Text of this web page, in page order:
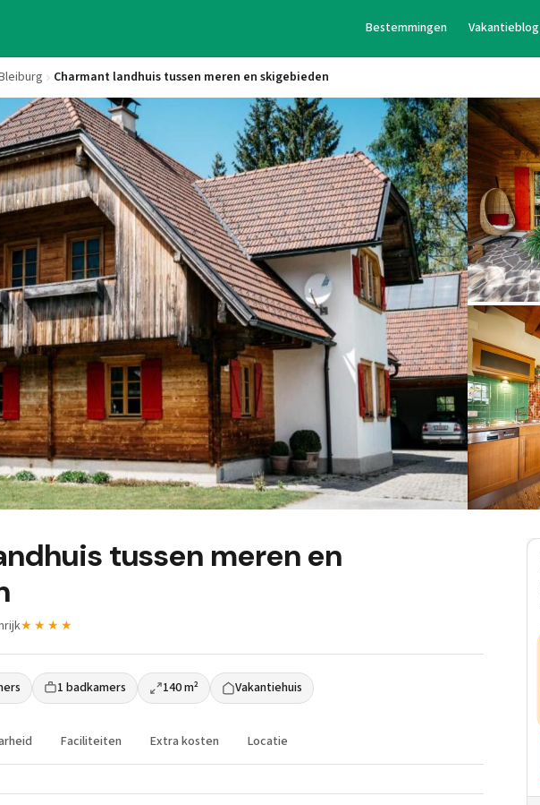
Bestemmingen Vakantieblog
Charmant landhuis tussen meren en skigebieden
tussen meren en
★★★★
1 badkamers 140 m² Vakantiehuis
Faciliteiten Extra kosten Locatie